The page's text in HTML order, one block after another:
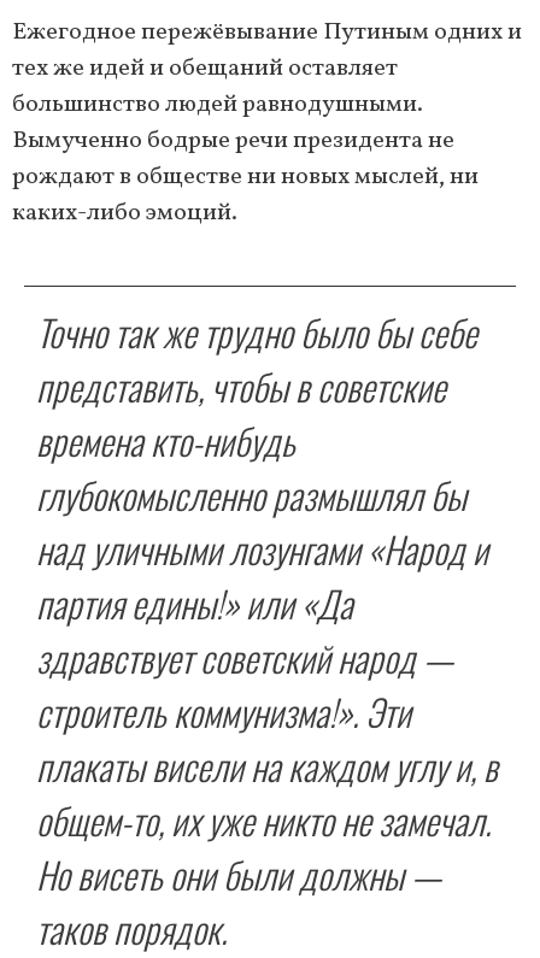
Ежегодное пережёвывание Путиным одних и
тех же идей и обещаний оставляет
большинство людей равнодушными.
Вымученно бодрые речи президента не
рождают в обществе ни новых мыслей, ни
каких-либо эмоций.
Точно так же трудно было бы себе
представить, чтобы в советские
времена кто-нибудь
глубокомысленно размышлял бы
над уличными лозунгами «Народ и
партия едины!» или «Да
здравствует советский народ —
строитель коммунизма!». Эти
плакаты висели на каждом углу и, в
общем-то, их уже никто не замечал.
Но висеть они были должны —
таков порядок.